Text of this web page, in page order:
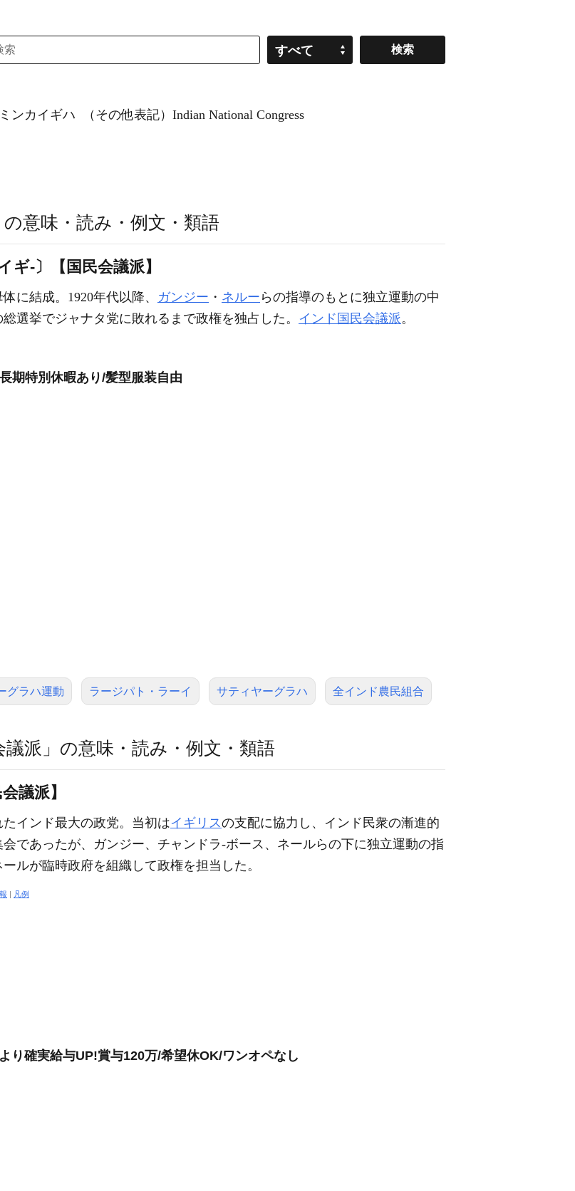
すべて
ンカイギハ （その他表記）Indian National Congress
の意味・読み・例文・類語
‐〕【国民会議派】
に結成。1920年代以降、 ガンジー ・ ネルー らの指導のもとに独立運動の中
選挙でジャナタ党に敗れるまで政権を独占した。 インド国民会議派。
期特別休暇あり/髪型服装自由
グラハ運動 ラージパト・ラーイ サティヤーグラハ 全インド農民組合
議派」の意味・読み・例文・類語
会議派】
インド最大の政党。当初はイギリスの支配に協力し、インド民衆の漸進的
であったが、ガンジー、チャンドラ‐ボース、ネールらの下に独立運動の指
ルが臨時政府を組織して政権を担当した。
| 凡例
り確実給与UP!賞与120万/希望休OK/ワンオペなし